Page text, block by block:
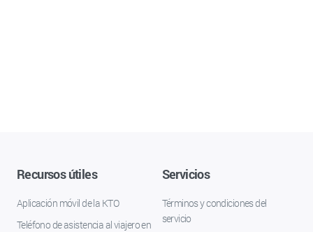
Recursos útiles
Aplicación móvil de la KTO
Teléfono de asistencia al viajero en
Servicios
Términos y condiciones del
servicio